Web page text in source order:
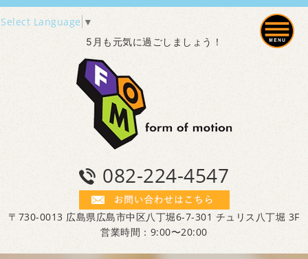
Select Language ▼
5月も元気に過ごしましょう！
082-224-4547
〒730-0013 広島県広島市中区八丁堀6-7-301 チュリス八丁堀 3F
営業時間：9:00〜20:00